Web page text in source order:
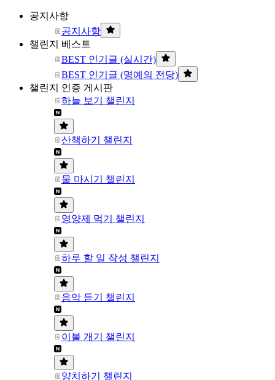
공지사항
공지사항
챌린지 베스트
BEST 인기글 (실시간)
BEST 인기글 (명예의 전당)
챌린지 인증 게시판
하늘 보기 챌린지
산책하기 챌린지
물 마시기 챌린지
영양제 먹기 챌린지
하루 할 일 작성 챌린지
음악 듣기 챌린지
이불 개기 챌린지
양치하기 챌린지